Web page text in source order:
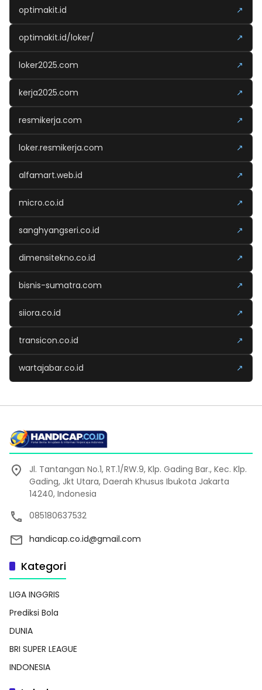
optimakit.id ↗
optimakit.id/loker/ ↗
loker2025.com ↗
kerja2025.com ↗
resmikerja.com ↗
loker.resmikerja.com ↗
alfamart.web.id ↗
micro.co.id ↗
sanghyangseri.co.id ↗
dimensitekno.co.id ↗
bisnis-sumatra.com ↗
siiora.co.id ↗
transicon.co.id ↗
wartajabar.co.id ↗
Jl. Tantangan No.1, RT.1/RW.9, Klp. Gading Bar., Kec. Klp.
Gading, Jkt Utara, Daerah Khusus Ibukota Jakarta
14240, Indonesia
085180637532
handicap.co.id@gmail.com
Kategori
LIGA INGGRIS
Prediksi Bola
DUNIA
BRI SUPER LEAGUE
INDONESIA